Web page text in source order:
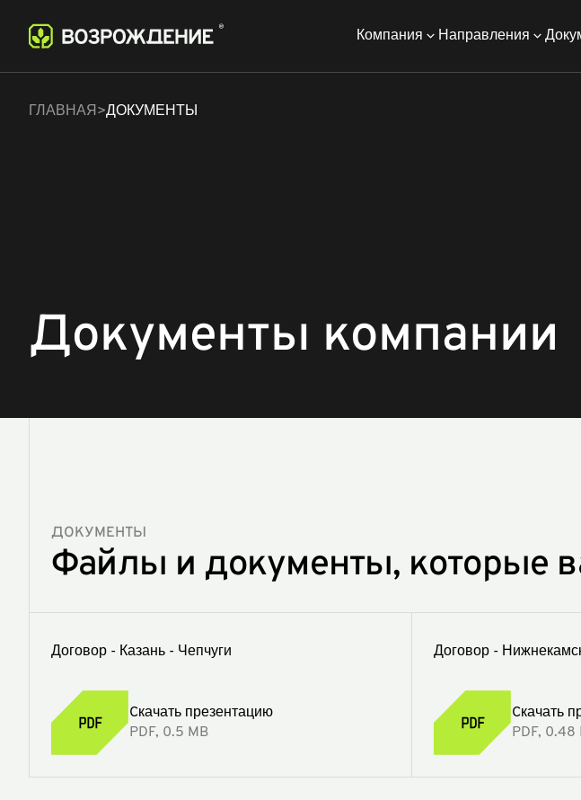
Компания Направления
ГЛАВНАЯ ДОКУМЕНТЫ
Документы компании
ДОКУМЕНТЫ
Файлы и документы, которые
Договор - Казань - Чепчуги
Cкачать презентацию
PDF, 0.5 MB
Договор -
Cкачать
PDF, 0.48